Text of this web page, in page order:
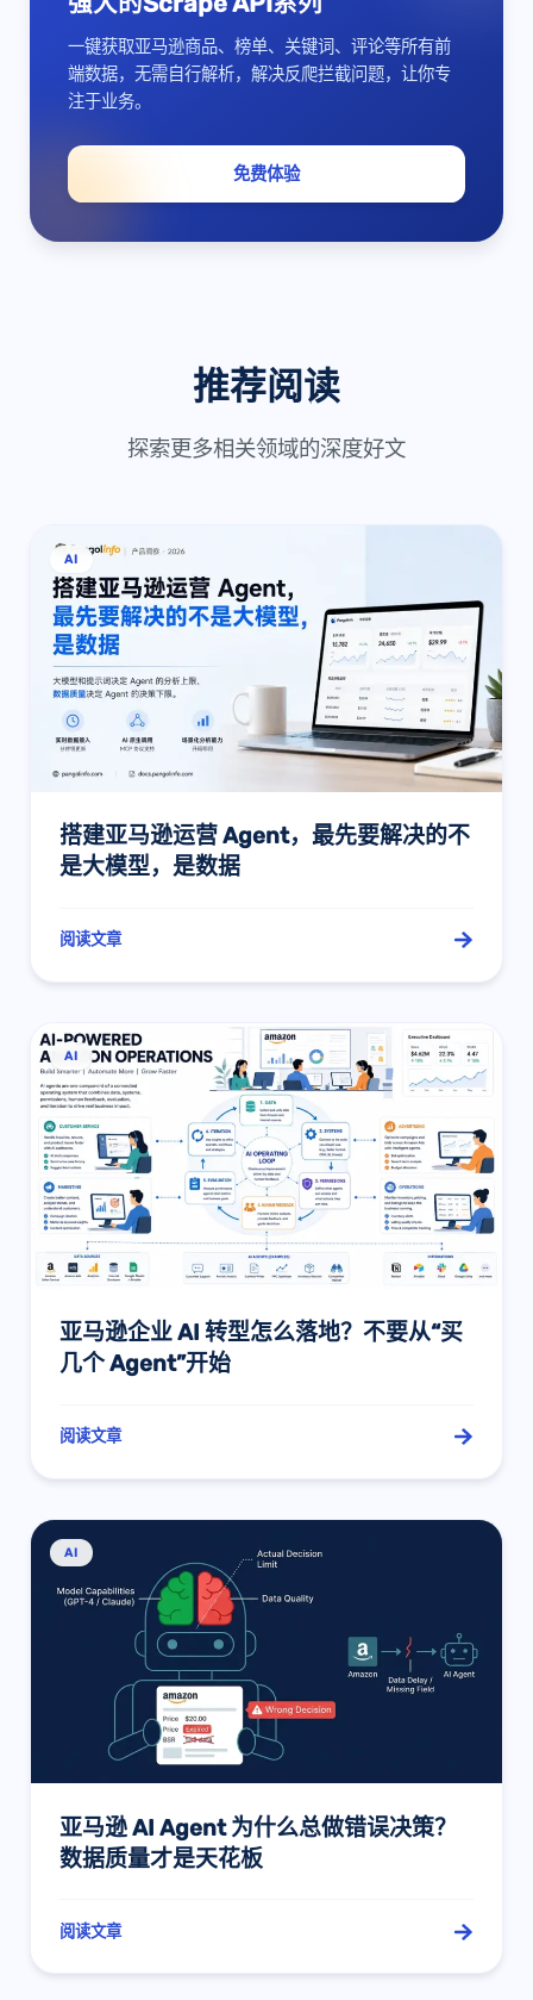
一键获取亚马逊商品、榜单、关键词、评论等所有前
端数据，无需自行解析，解决反爬拦截问题，让你专
注于业务。
免费体验
推荐阅读
探索更多相关领域的深度好文
AI
搭建亚马逊运营 Agent，最先要解决的不
是大模型，是数据
阅读文章
AI
亚马逊企业 AI 转型怎么落地？不要从“买
几个 Agent”开始
阅读文章
AI
亚马逊 AI Agent 为什么总做错误决策？
数据质量才是天花板
阅读文章